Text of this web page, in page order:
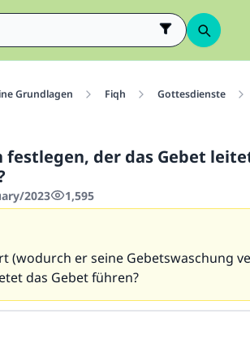
Grundlagen Fiqh Gottesdienste
der das Gebet
2023 1,595
(wodurch er seine Gebetswaschung
das Gebet führen?